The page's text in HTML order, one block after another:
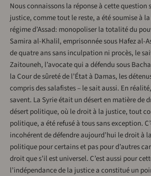
Nous connaissons la réponse à cette question
justice, comme tout le reste, a été soumise à
régime d’Assad: monopoliser la totalité du
Samira al-Khalil, emprisonnée sous Hafez al-
de quatre ans sans inculpation ni procès, le
Zaitouneh, l’avocate qui a défendu sous
la Cour de sûreté de l’État à Damas, les
compris des salafistes – le sait aussi. En
savent. La Syrie était un désert en matière de
désert politique, où le droit à la justice, tout
politique, a été refusé à tous sans exception.
incohérent de défendre aujourd’hui le droit à
politique pour certains et pas pour d’autres
droit que s’il est universel. C’est aussi pour
l’indépendance de la justice a constitué un